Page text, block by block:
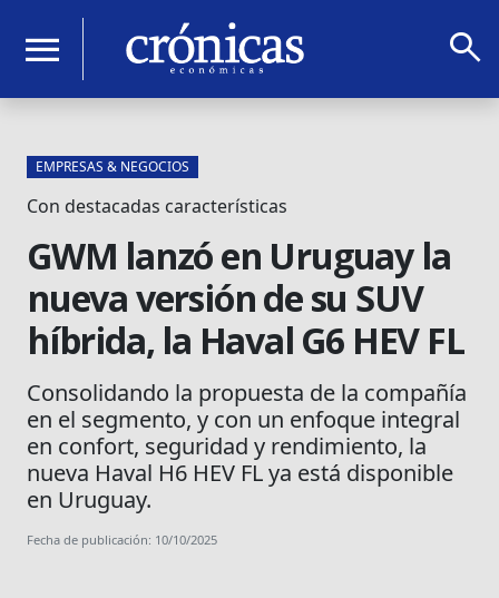
menu search
EMPRESAS & NEGOCIOS
Con destacadas características
GWM lanzó en Uruguay la
nueva versión de su SUV
híbrida, la Haval G6 HEV FL
Consolidando la propuesta de la compañía
en el segmento, y con un enfoque integral
en confort, seguridad y rendimiento, la
nueva Haval H6 HEV FL ya está disponible
en Uruguay.
Fecha de publicación: 10/10/2025